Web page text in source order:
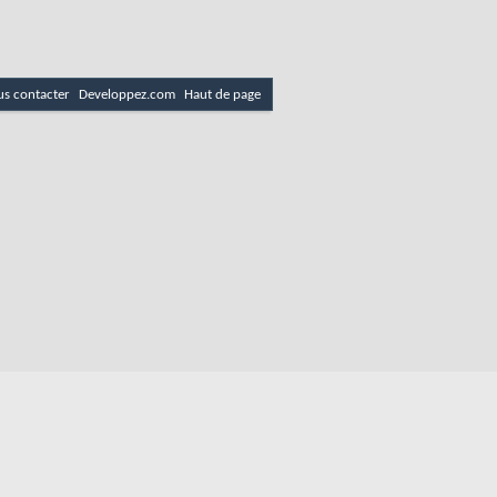
contacter Developpez.com Haut de page